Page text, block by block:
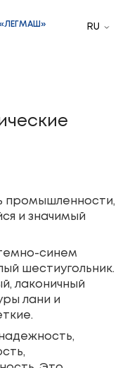
промышленности,
и значимый
синем
шестиугольник.
лаконичный
лани и